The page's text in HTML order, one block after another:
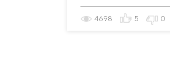
4698 5 0